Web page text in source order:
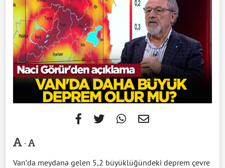
-
Van’da meydana gelen 5,2 büyüklüğündeki deprem çevre